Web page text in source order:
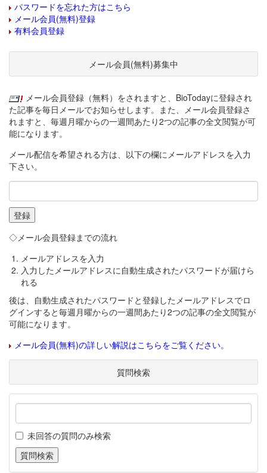
パスワードを忘れた方はこちら
メール会員(無料)登録
有料会員登録
メール会員(無料)募集中
メール会員登録（無料）をされますと、BioTodayに登録され
た記事を毎日メールでお知らせします。また、メール会員登録さ
れますと、毎週月曜からの一週間あたり2つの記事の全文閲覧が可
能になります。
メール配信を希望される方は、以下の欄にメールアドレスを入力
下さい。
◇メール会員登録までの流れ
メールアドレスを入力
入力したメールアドレスに自動生成されたパスワードが届けら
れる
後は、自動生成されたパスワードと登録したメールアドレスでロ
グインすると毎週月曜からの一週間あたり2つの記事の全文閲覧が
可能になります。
メール会員(無料)の詳しい解説はこちらをご覧ください。
質問検索
未回答の質問のみ検索